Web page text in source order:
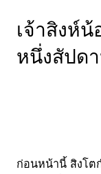
เจ้าสิงห์น้
หนึ่งสัปด
ก่อนหน้านี้ สิงโต